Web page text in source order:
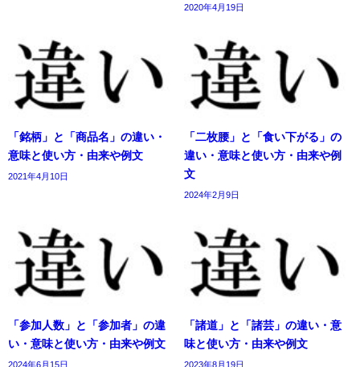
2020年4月19日
「銘柄」と「商品名」の違い・
意味と使い方・由来や例文
2021年4月10日
「二枚腰」と「食い下がる」の
違い・意味と使い方・由来や例
文
2024年2月9日
「参加人数」と「参加者」の違
い・意味と使い方・由来や例文
2024年6月15日
「諸道」と「諸芸」の違い・意
味と使い方・由来や例文
2023年8月19日